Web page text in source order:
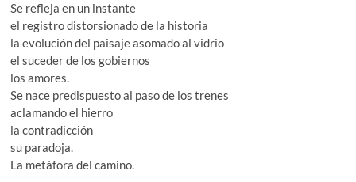
Se refleja en un instante
el registro distorsionado de la historia
la evolución del paisaje asomado al vidrio
el suceder de los gobiernos
los amores.
Se nace predispuesto al paso de los trenes
aclamando el hierro
la contradicción
su paradoja.
La metáfora del camino.